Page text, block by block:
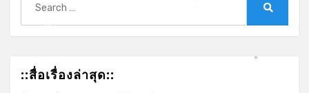
for:
::สื่อเรื่องล่าสุด::